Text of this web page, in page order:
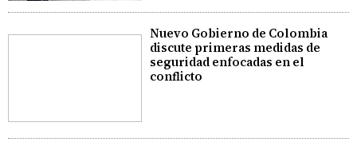
Nuevo Gobierno de Colombia
discute primeras medidas de
seguridad enfocadas en el
conflicto